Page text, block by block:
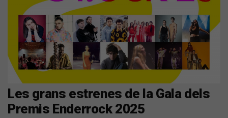
Les grans estrenes de la Gala dels
Premis Enderrock 2025